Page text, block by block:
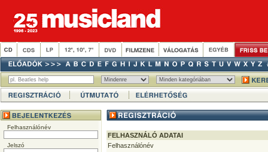
Felhasználónév
Jelszó
FELHASZNÁLÓ ADATAI
Felhasználónév